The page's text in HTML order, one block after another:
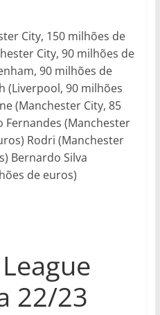
City, 150 milhões de
City, 90 milhões de
90 milhões de
(Liverpool, 90 milhões
(Manchester City, 85
Fernandes (Manchester
Rodri (Manchester
Bernardo Silva
de euros)
22/23